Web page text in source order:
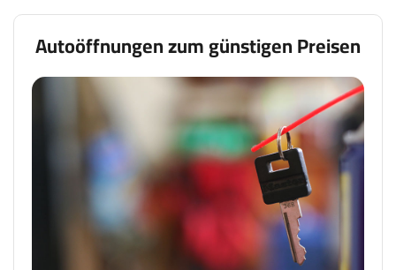
Autoöffnungen zum günstigen Preisen